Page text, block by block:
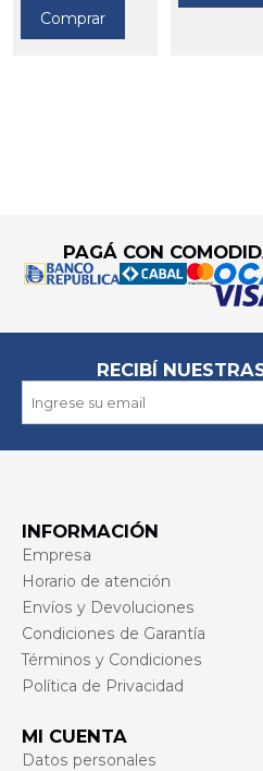
Comprar
PAGÁ CON
RECIBÍ
INFORMACIÓN
Empresa
Horario de atención
Envíos y Devoluciones
Condiciones de Garantía
Términos y Condiciones
Política de Privacidad
MI CUENTA
Datos personales